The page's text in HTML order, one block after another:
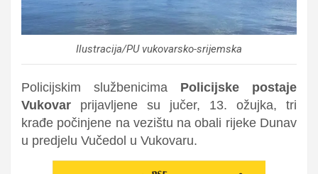
Ilustracija/PU vukovarsko-srijemska
Policijskim službenicima Policijske postaje
Vukovar prijavljene su jučer, 13. ožujka, tri
krađe počinjene na vezištu na obali rijeke Dunav
u predjelu Vučedol u Vukovaru.